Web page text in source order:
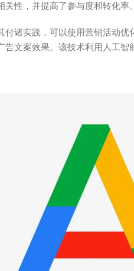
关性，并提高了参与度和转化率。
付诸实践，可以使用营销活动优
告文案效果。该技术利用人工智